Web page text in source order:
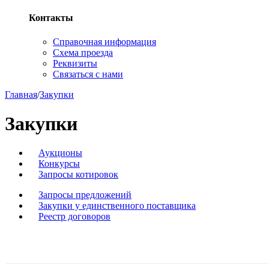
Контакты
Справочная информация
Схема проезда
Реквизиты
Связаться с нами
Главная/Закупки
Закупки
Аукционы
Конкурсы
Запросы котировок
Запросы предложений
Закупки у единственного поставщика
Реестр договоров